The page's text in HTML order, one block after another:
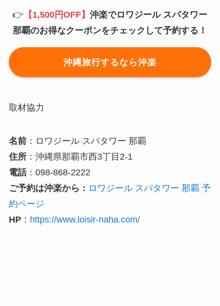
👉 【1,500円OFF】 沖楽でロワジール スパタワー
那覇のお得なクーポンをチェックして予約する！
沖縄旅行するなら沖楽
取材協力
名前：ロワジール スパタワー 那覇
住所：沖縄県那覇市西3丁目2-1
電話：098-868-2222
ご予約は沖楽から： ロワジール スパタワー 那覇 予
約ページ
HP： https://www.loisir-naha.com/